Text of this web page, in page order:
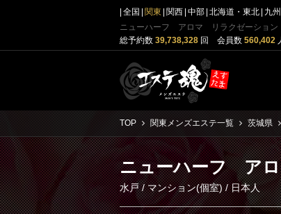
全国 関東 関西 中部 北海道・東北 九
ニューハーフ アロマ リラクゼーション
総予約数 39,738,328 回 会員数 560,402
TOP 関東メンズエステ一覧 茨城県
ニューハーフ ア
水戸/マンション(個室)/ 日本人